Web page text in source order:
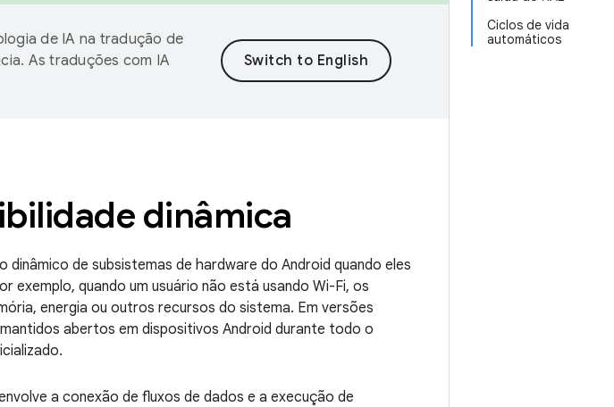
Ciclos de vida
automáticos
de IA na tradução de
As traduções com IA
dinâmica
de subsistemas de hardware do Android quando eles
exemplo, quando um usuário não está usando Wi-Fi, os
energia ou outros recursos do sistema. Em versões
abertos em dispositivos Android durante todo o
a conexão de fluxos de dados e a execução de